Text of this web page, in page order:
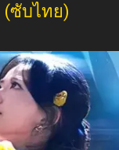
(ซับไทย)